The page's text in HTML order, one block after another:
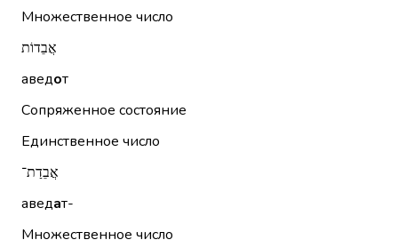
Множественное число
אֲבֵדוֹת
аведот
Сопряженное состояние
Единственное число
אֲבֵדַת־
аведат-
Множественное число